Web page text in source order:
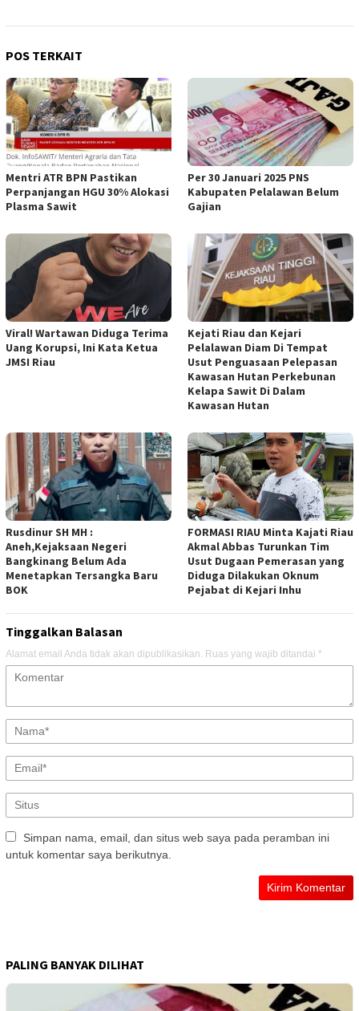
POS TERKAIT
Mentri ATR BPN Pastikan
Perpanjangan HGU 30% Alokasi
Plasma Sawit
Per 30 Januari 2025 PNS
Kabupaten Pelalawan Belum
Gajian
Viral! Wartawan Diduga Terima
Uang Korupsi, Ini Kata Ketua
JMSI Riau
Kejati Riau dan Kejari
Pelalawan Diam Di Tempat
Usut Penguasaan Pelepasan
Kawasan Hutan Perkebunan
Kelapa Sawit Di Dalam
Kawasan Hutan
Rusdinur SH MH :
Aneh,Kejaksaan Negeri
Bangkinang Belum Ada
Menetapkan Tersangka Baru
BOK
FORMASI RIAU Minta Kajati Riau
Akmal Abbas Turunkan Tim
Usut Dugaan Pemerasan yang
Diduga Dilakukan Oknum
Pejabat di Kejari Inhu
Tinggalkan Balasan
Alamat email Anda tidak akan dipublikasikan. Ruas yang wajib ditandai *
Simpan nama, email, dan situs web saya pada peramban ini
untuk komentar saya berikutnya.
PALING BANYAK DILIHAT